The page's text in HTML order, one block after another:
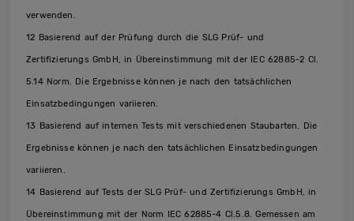
verwenden.
12 Basierend auf der Prüfung durch die SLG Prüf- und
Zertifizierungs GmbH, in Übereinstimmung mit der IEC 62885-2 Cl.
5.14 Norm. Die Ergebnisse können je nach den tatsächlichen
Einsatzbedingungen variieren.
13 Basierend auf internen Tests mit verschiedenen Staubarten. Die
Ergebnisse können je nach den tatsächlichen Einsatzbedingungen
variieren.
14 Basierend auf Tests der SLG Prüf- und Zertifizierungs GmbH, in
Übereinstimmung mit der Norm IEC 62885-4 Cl.5.8. Gemessen am